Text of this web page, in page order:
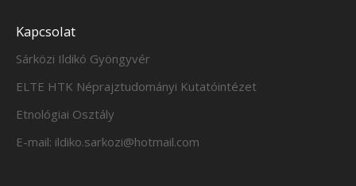
Kapcsolat
Sárközi Ildikó Gyöngyvér
ELTE HTK Néprajztudományi Kutatóintézet
Etnológiai Osztály
E-mail: ildiko.sarkozi@hotmail.com